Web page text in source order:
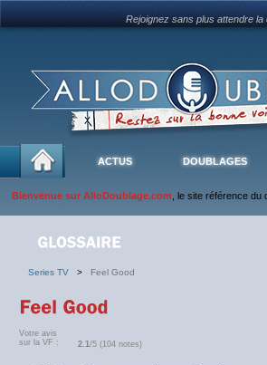
Rejoignez sans plus attendre
ACTUS DOUBLAGES
Bienvenue sur AlloDoublage.com , le site référence du
Series TV > Feel Good
Votre avis
sur la VF :
2.1/5 (104 notes)